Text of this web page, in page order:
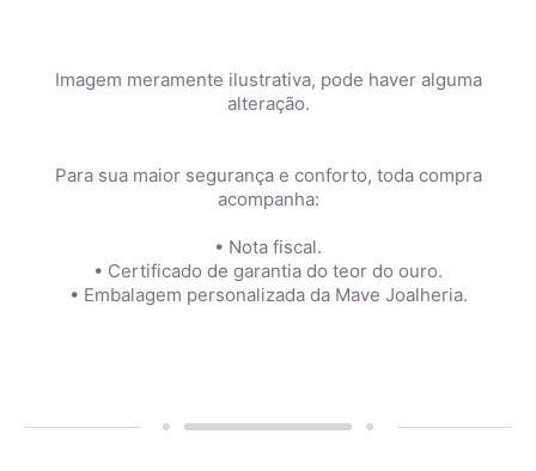
Imagem meramente ilustrativa, pode haver alguma
alteração.
Para sua maior segurança e conforto, toda compra
acompanha:
• Nota fiscal.
• Certificado de garantia do teor do ouro.
• Embalagem personalizada da Mave Joalheria.